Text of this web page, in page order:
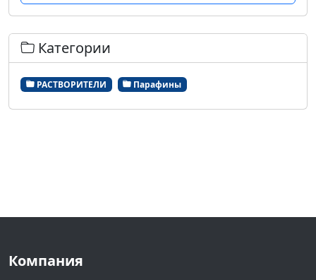
Категории
РАСТВОРИТЕЛИ Парафины
Компания